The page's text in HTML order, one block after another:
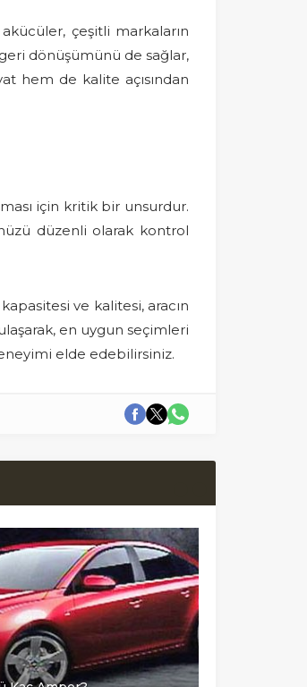
çeşitli markaların
dönüşümünü de sağlar,
hem de kalite açısından
için kritik bir unsurdur.
düzenli olarak kontrol
ve kalitesi, aracın
en uygun seçimleri
elde edebilirsiniz.